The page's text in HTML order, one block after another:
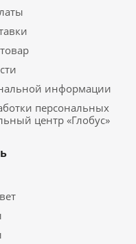
информации
персональных
центр «Глобус»